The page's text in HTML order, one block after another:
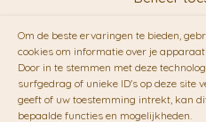
Om de beste ervaringen te bieden,
cookies om informatie over je
Door in te stemmen met deze
surfgedrag of unieke ID's op deze site
geeft of uw toestemming intrekt, kan
bepaalde functies en mogelijkheden.
RADIJS werkt samen met
vanFietskoeriers.nl.
10.00 uur besteld op een
bezorgen zij soms nog op